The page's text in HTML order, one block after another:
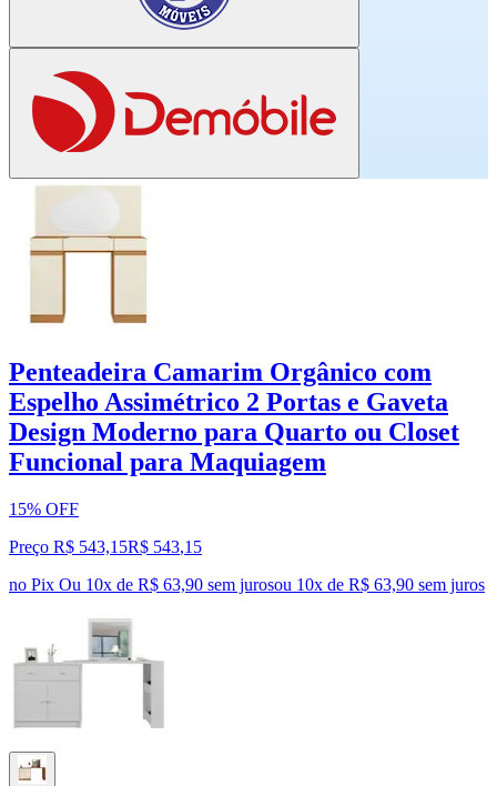
Penteadeira Camarim Orgânico com
Espelho Assimétrico 2 Portas e Gaveta
Design Moderno para Quarto ou Closet
Funcional para Maquiagem
15% OFF
Preço R$ 543,15R$ 543,15
no Pix Ou 10x de R$ 63,90 sem jurosou 10x de R$ 63,90 sem juros